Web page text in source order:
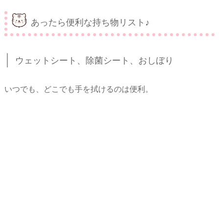
あったら便利な持ち物リスト♪
ウェットシート、除菌シート、おしぼり
いつでも、どこでも手を拭けるのは便利。